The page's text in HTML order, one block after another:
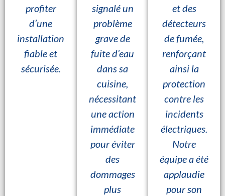
profiter
d’une
installation
fiable et
sécurisée.
signalé un
problème
grave de
fuite d’eau
dans sa
cuisine,
nécessitant
une action
immédiate
pour éviter
des
dommages
plus
et des
détecteurs
de fumée,
renforçant
ainsi la
protection
contre les
incidents
électriques.
Notre
équipe a été
applaudie
pour son